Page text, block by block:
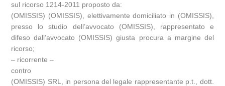
sul ricorso 1214-2011 proposto da:
(OMISSIS) (OMISSIS), elettivamente domiciliato in (OMISSIS),
presso lo studio dell’avvocato (OMISSIS), rappresentato e
difeso dall’avvocato (OMISSIS) giusta procura a margine del
ricorso;
– ricorrente –
contro
(OMISSIS) SRL, in persona del legale rappresentante p.t., dott.